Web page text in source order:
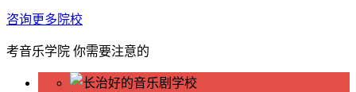
咨询更多院校
考音乐学院 你需要注意的